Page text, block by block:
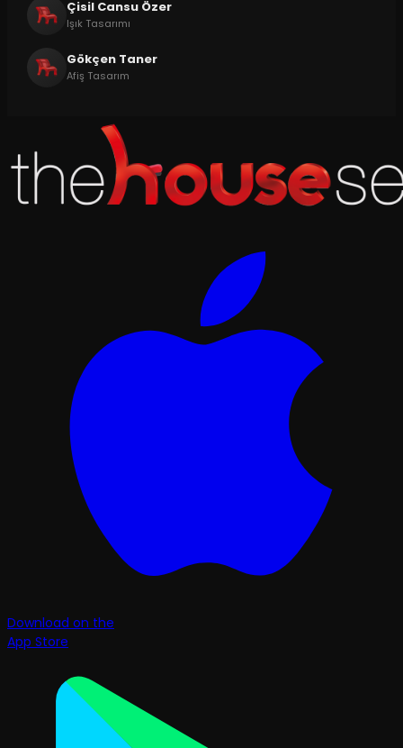
Çisil Cansu Özer
Işık Tasarımı
Gökçen Taner
Afiş Tasarım
Download on the
App Store